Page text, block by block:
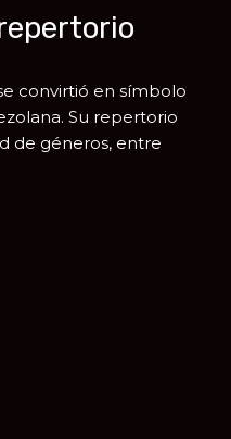
convirtió en símbolo
Su repertorio
de géneros, entre